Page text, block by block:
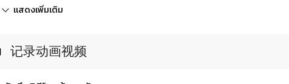
แสดงเพิ่มเติม
记录动画视频